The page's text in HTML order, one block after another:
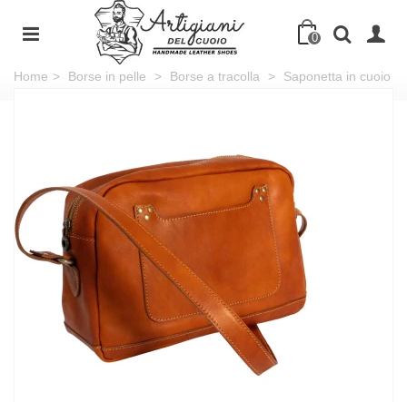
0
Home > Borse in pelle > Borse a tracolla >
Saponetta in cuoio